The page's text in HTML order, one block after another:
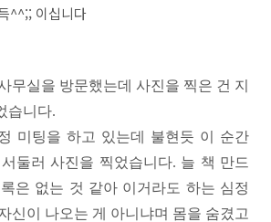
^^;; 이십니다
무실을 방문했는데 사진을 찍은 건 지
습니다.
미팅을 하고 있는데 불현듯 이 순간
서둘러 사진을 찍었습니다. 늘 책 만드
은 없는 것 같아 이거라도 하는 심정
신이 나오는 게 아니냐며 몸을 숨겼고